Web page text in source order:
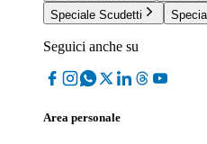
Speciale Scudetti
Seguici anche su
Area personale